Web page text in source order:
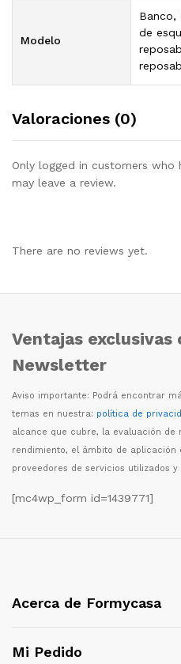
Modelo
Banco,
de
Valoraciones (0)
Only logged in customers
may leave a review.
There are no reviews yet.
Ventajas exclusivas
Newsletter
Aviso importante: Podrá encontrar m
temas en nuestra: política de
alcance que cubre, la evaluación de
rendimiento, el ámbito de aplicación
proveedores de servicios utilizados
[mc4wp_form id=1439771]
Acerca de Formycasa
Mi Pedido